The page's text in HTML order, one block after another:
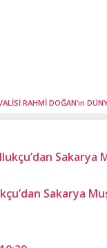
RAHMİ DOĞAN’ın
Sakarya